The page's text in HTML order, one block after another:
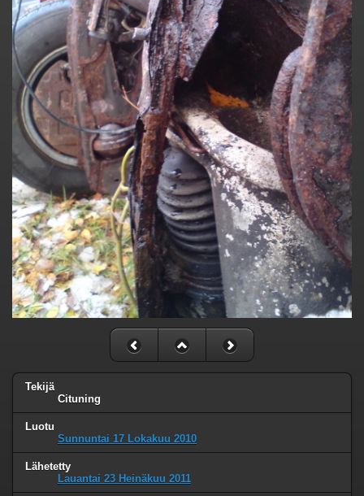
Tekijä
Cituning
Luotu
Sunnuntai 17 Lokakuu 2010
Lähetetty
Lauantai 23 Heinäkuu 2011